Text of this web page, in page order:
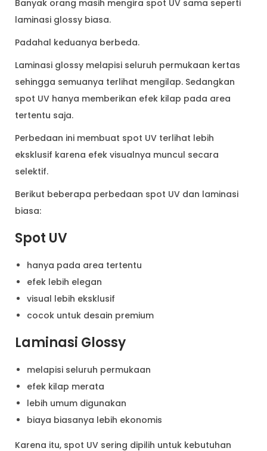
Banyak orang masih mengira spot UV sama seperti
laminasi glossy biasa.
Padahal keduanya berbeda.
Laminasi glossy melapisi seluruh permukaan kertas
sehingga semuanya terlihat mengilap. Sedangkan
spot UV hanya memberikan efek kilap pada area
tertentu saja.
Perbedaan ini membuat spot UV terlihat lebih
eksklusif karena efek visualnya muncul secara
selektif.
Berikut beberapa perbedaan spot UV dan laminasi
biasa:
Spot UV
hanya pada area tertentu
efek lebih elegan
visual lebih eksklusif
cocok untuk desain premium
Laminasi Glossy
melapisi seluruh permukaan
efek kilap merata
lebih umum digunakan
biaya biasanya lebih ekonomis
Karena itu, spot UV sering dipilih untuk kebutuhan